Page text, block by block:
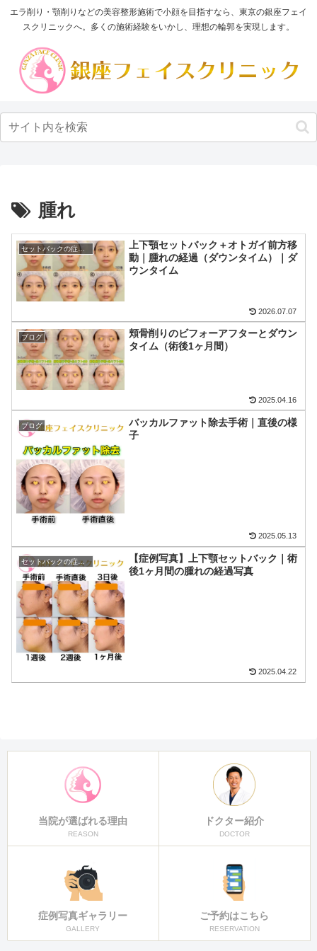
エラ削り・顎削りなどの美容整形施術で小顔を目指すなら、東京の銀座フェイ
スクリニックへ。多くの施術経験をいかし、理想の輪郭を実現します。
腫れ
セットバックの症例写真
上下顎セットバック＋オトガイ前方移
動｜腫れの経過（ダウンタイム）｜ダ
ウンタイム
2026.07.07
ブログ
頬骨削りのビフォーアフターとダウン
タイム（術後1ヶ月間）
2025.04.16
ブログ
バッカルファット除去手術｜直後の様
子
2025.05.13
セットバックの症例写真
【症例写真】上下顎セットバック｜術
後1ヶ月間の腫れの経過写真
2025.04.22
当院が選ばれる理由
REASON
ドクター紹介
DOCTOR
症例写真ギャラリー
GALLERY
ご予約はこちら
RESERVATION